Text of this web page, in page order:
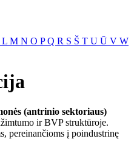
L M N O PQ R S Š T U Ū V W
(antrinio sektoriaus)
ir BVP struktūroje.
pereinančioms į poindustrinę